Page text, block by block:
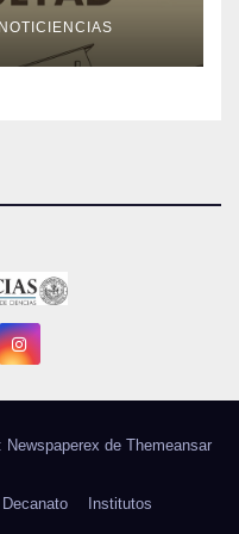
NOTICIENCIAS
Newspaperex de Themeansar
Decanato Institutos